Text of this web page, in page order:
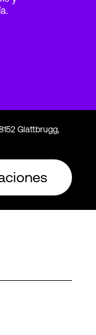
Glattbrugg,